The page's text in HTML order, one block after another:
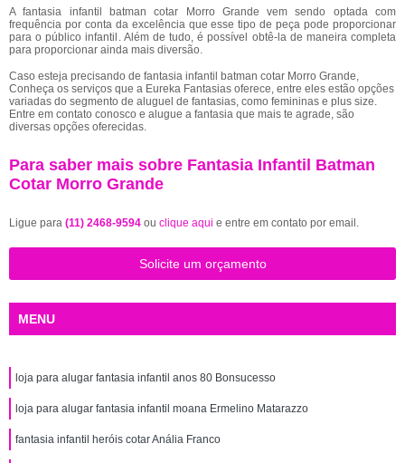
A fantasia infantil batman cotar Morro Grande vem sendo optada com
frequência por conta da excelência que esse tipo de peça pode proporcionar
para o público infantil. Além de tudo, é possível obtê-la de maneira completa
para proporcionar ainda mais diversão.
Caso esteja precisando de fantasia infantil batman cotar Morro Grande,
Conheça os serviços que a Eureka Fantasias oferece, entre eles estão opções
variadas do segmento de aluguel de fantasias, como femininas e plus size.
Entre em contato conosco e alugue a fantasia que mais te agrade, são
diversas opções oferecidas.
Para saber mais sobre Fantasia Infantil Batman
Cotar Morro Grande
Ligue para (11) 2468-9594 ou clique aqui e entre em contato por email.
Solicite um orçamento
MENU
loja para alugar fantasia infantil anos 80 Bonsucesso
loja para alugar fantasia infantil moana Ermelino Matarazzo
fantasia infantil heróis cotar Anália Franco